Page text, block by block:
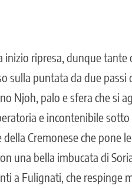
ripresa, dunque tante
sulla puntata da due passi
Njoh, palo e sfera che si
e incontenibile
Cremonese che pone
una bella imbucata di
a Fulignati, che respinge